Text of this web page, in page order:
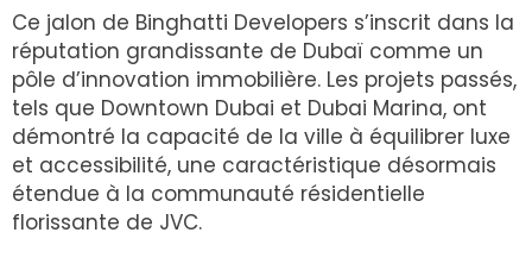
Ce jalon de Binghatti Developers s’inscrit dans la
réputation grandissante de Dubaï comme un
pôle d’innovation immobilière. Les projets passés,
tels que Downtown Dubai et Dubai Marina, ont
démontré la capacité de la ville à équilibrer luxe
et accessibilité, une caractéristique désormais
étendue à la communauté résidentielle
florissante de JVC.